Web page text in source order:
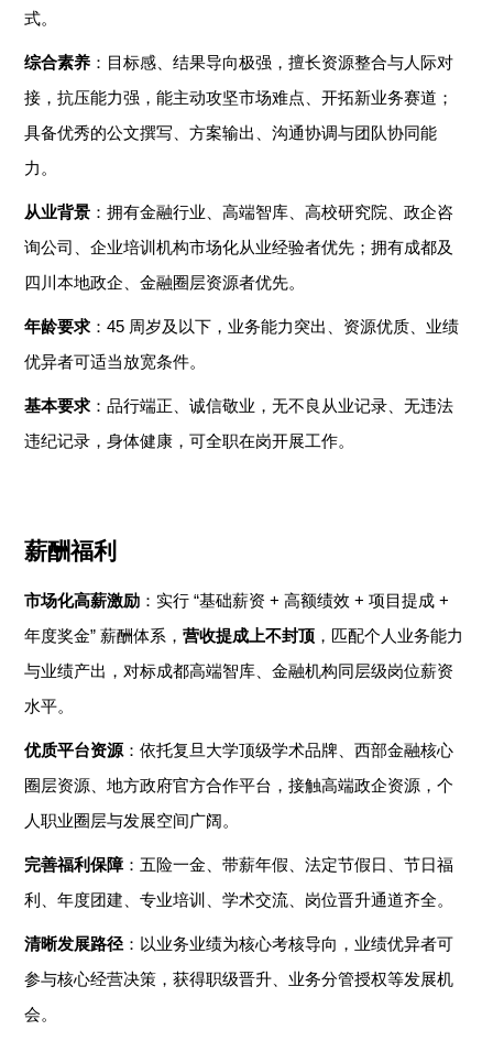
式。
综合素养 ：目标感、结果导向极强，擅长资源整合与人际对
接，抗压能力强，能主动攻坚市场难点、开拓新业务赛道；
具备优秀的公文撰写、方案输出、沟通协调与团队协同能
力。
从业背景 ：拥有金融行业、高端智库、高校研究院、政企咨
询公司、企业培训机构市场化从业经验者优先；拥有成都及
四川本地政企、金融圈层资源者优先。
年龄要求 ：45 周岁及以下，业务能力突出、资源优质、业绩
优异者可适当放宽条件。
基本要求 ：品行端正、诚信敬业，无不良从业记录、无违法
违纪记录，身体健康，可全职在岗开展工作。
薪酬福利
市场化高薪激励 ：实行 “基础薪资 +高额绩效 +项目提成 +
年度奖金”薪酬体系，营收提成上不封顶 ，匹配个人业务能力
与业绩产出，对标成都高端智库、金融机构同层级岗位薪资
水平。
优质平台资源 ：依托复旦大学顶级学术品牌、西部金融核心
圈层资源、地方政府官方合作平台，接触高端政企资源，个
人职业圈层与发展空间广阔。
完善福利保障 ：五险一金、带薪年假、法定节假日、节日福
利、年度团建、专业培训、学术交流、岗位晋升通道齐全。
清晰发展路径 ：以业务业绩为核心考核导向，业绩优异者可
参与核心经营决策，获得职级晋升、业务分管授权等发展机
会。